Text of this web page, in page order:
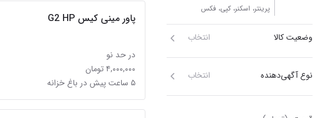
پرینتر، اسکنر، کپی، فکس
وضعیت کالا انتخاب
نوع آگهی‌دهنده انتخاب
پاور مینی کیس G2 HP
در حد نو
۴,۰۰۰,۰۰۰ تومان
۵ ساعت پیش در باغ خزانه